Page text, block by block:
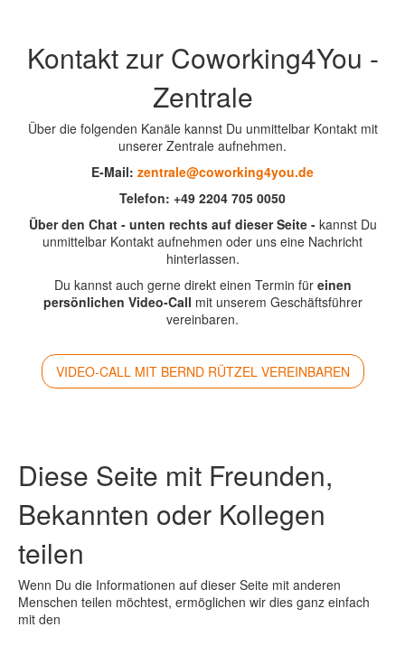
Kontakt zur Coworking4You -
Zentrale
Über die folgenden Kanäle kannst Du unmittelbar Kontakt mit
unserer Zentrale aufnehmen.
E-Mail: zentrale@coworking4you.de
Telefon: +49 2204 705 0050
Über den Chat - unten rechts auf dieser Seite - kannst Du
unmittelbar Kontakt aufnehmen oder uns eine Nachricht
hinterlassen.
Du kannst auch gerne direkt einen Termin für einen
persönlichen Video-Call mit unserem Geschäftsführer
vereinbaren.
VIDEO-CALL MIT BERND RÜTZEL VEREINBAREN
Diese Seite mit Freunden,
Bekannten oder Kollegen
teilen
Wenn Du die Informationen auf dieser Seite mit anderen
Menschen teilen möchtest, ermöglichen wir dies ganz einfach
mit den